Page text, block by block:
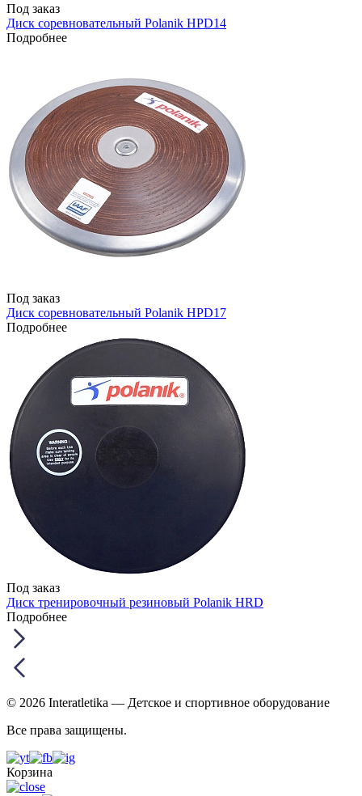
Под заказ
Диск соревновательный Polanik HPD14
Подробнее
Под заказ
Диск соревновательный Polanik HPD17
Подробнее
Под заказ
Диск тренировочный резиновый Polanik HRD
Подробнее
© 2026 Interatletika — Детское и спортивное оборудование
Все права защищены.
Корзина